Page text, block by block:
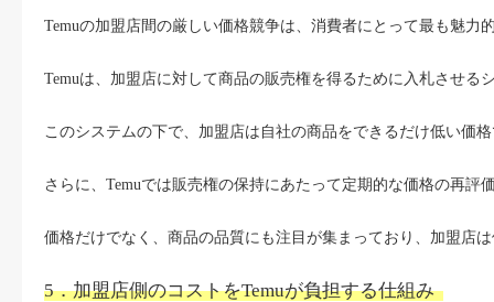
Temuの加盟店間の厳しい価格競争は、消費者にとって最も魅
Temuは、加盟店に対して商品の販売権を得るために入札させ
このシステムの下で、加盟店は自社の商品をできるだけ低い価
さらに、Temuでは販売権の保持にあたって定期的な価格の再
価格だけでなく、商品の品質にも注目が集まっており、加盟店
5．加盟店側のコストをTemuが負担する仕組み